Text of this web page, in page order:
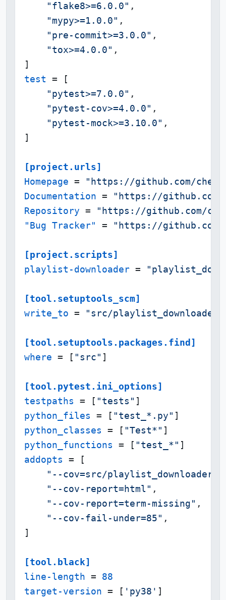
"flake8>=6.0.0" ,
"mypy>=1.0.0" ,
"pre-commit>=3.0.0" ,
"tox>=4.0.0" ,
test = [
"pytest>=7.0.0" ,
"pytest-cov>=4.0.0" ,
"pytest-mock>=3.10.0" ,
]
[project.urls]
Homepage =
"https://github.com/
Documentation =
"https://github.com/
Repository =
"https://github.com/
"Bug Tracker"
= "https://
[project.scripts]
playlist-downloader =
[tool.setuptools_scm]
write_to = "src/
[tool.setuptools.packages.find]
where = [ "src" ]
[tool.pytest.ini_options]
testpaths = [ "tests"
python_files = [ "test_*.py"
python_classes = [ "Test*"
python_functions = [ "test_*"
addopts = [
"--cov=src/playlist_downloader"
"--cov-report=html" ,
"--cov-report=term-missing" ,
"--cov-fail-under=85" ,
]
[tool.black]
line-length = 88
target-version = [ 'py38'